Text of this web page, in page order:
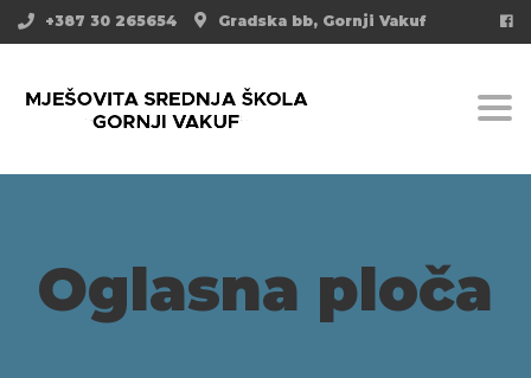
Gradska bb, Gornji Vakuf
+387 30 265654
Oglasna ploča